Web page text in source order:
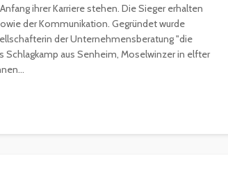
ihrer Karriere stehen. Die Sieger erhalten
der Kommunikation. Gegründet wurde
der Unternehmensberatung "die
Schlagkamp aus Senheim, Moselwinzer in elfter